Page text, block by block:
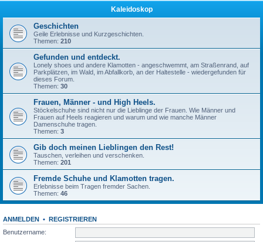
Kaleidoskop
Geschichten
Geile Erlebnisse und Kurzgeschichten.
Themen: 210
Gefunden und entdeckt.
Lonely shoes und andere Klamotten - angeschwemmt, am Straßenrand, auf
Parkplätzen, im Wald, im Abfallkorb, an der Haltestelle - wiedergefunden für
dieses Forum.
Themen: 30
Frauen, Männer - und High Heels.
Stöckelschuhe sind nicht nur die Lieblinge der Frauen. Wie Männer und
Frauen auf Heels reagieren und warum und wie manche Männer
Damenschuhe tragen.
Themen: 3
Gib doch meinen Lieblingen den Rest!
Tauschen, verleihen und verschenken.
Themen: 201
Fremde Schuhe und Klamotten tragen.
Erlebnisse beim Tragen fremder Sachen.
Themen: 46
ANMELDEN • REGISTRIEREN
Benutzername: